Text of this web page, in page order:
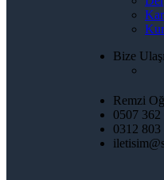
Bize
Remzi
0507 362
0312 803